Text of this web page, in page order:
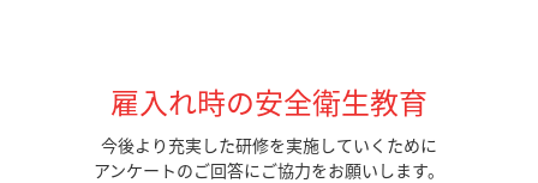
雇入れ時の安全衛生教育
今後より充実した研修を実施していくために
アンケートのご回答にご協力をお願いします。